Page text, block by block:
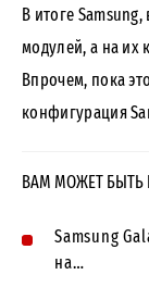
В итоге
модулей, а на их
Впрочем, пока
конфигурация
ВАМ МОЖЕТ БЫТЬ
Samsung
на…